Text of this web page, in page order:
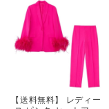
【送料無料】 レディー